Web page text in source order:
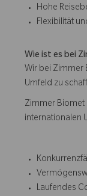
Hohe
Flexibilität
Wie ist es bei
Wir bei Zimmer
Umfeld zu
Zimmer Biomet
internationalen
Laufendes